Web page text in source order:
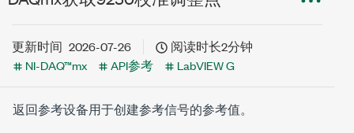
更新时间 2026-07-26
阅读时长2分钟
NI-DAQ™mx
API参考 LabVIEW G
返回参考设备用于创建参考信号的参考值。